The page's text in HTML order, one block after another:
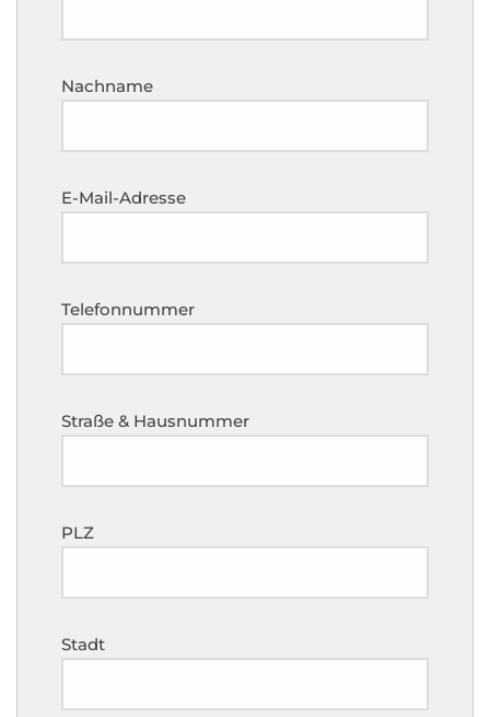
Nachname
E-Mail-Adresse
Telefonnummer
Straße & Hausnummer
PLZ
Stadt